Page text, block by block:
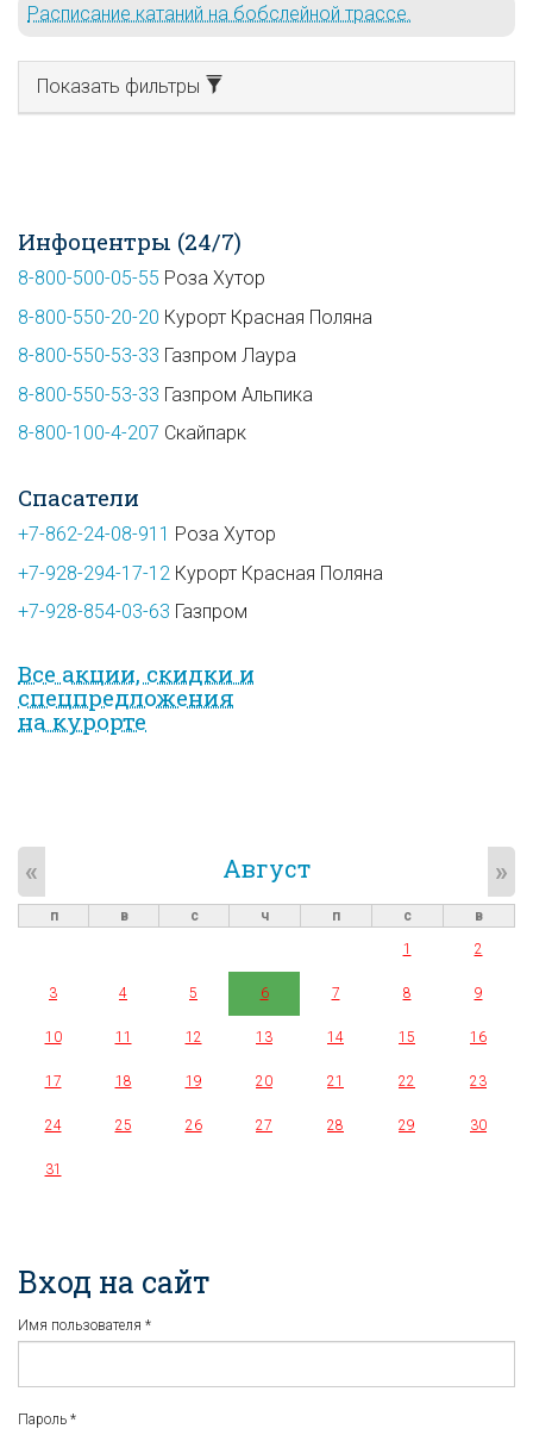
Расписание катаний на бобслейной трассе.
Показать фильтры
Инфоцентры (24/7)
8-800-500-05-55 Роза Хутор
8-800-550-20-20 Курорт Красная Поляна
8-800-550-53-33 Газпром Лаура
8-800-550-53-33 Газпром Альпика
8-800-100-4-207 Скайпарк
Спасатели
+7-862-24-08-911 Роза Хутор
+7-928-294-17-12 Курорт Красная Поляна
+7-928-854-03-63 Газпром
Все акции, скидки и
спец­предложе­ния
на курорте
Август
« »
п в с ч п с
в
1
2
3 4 5 6 7 8 9
10 11 12 13 14 15 16
17 18 19 20 21 22 23
24 25 26 27 28 29 30
31
Вход на сайт
Имя пользователя *
Пароль *